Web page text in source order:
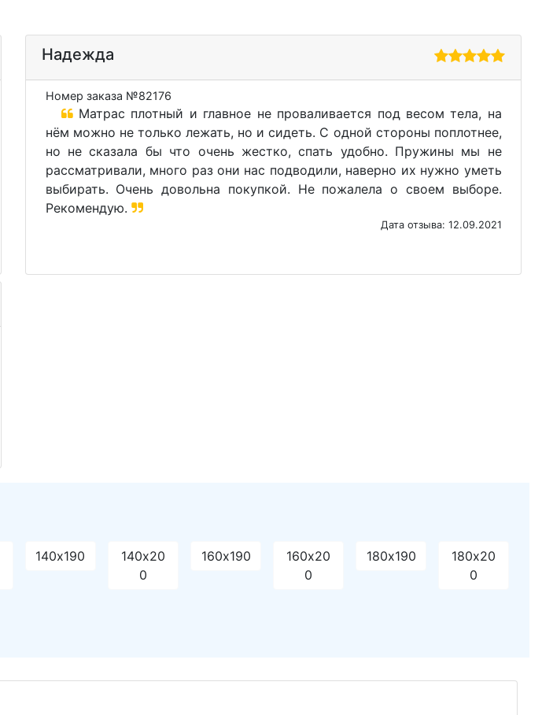
Надежда
Номер заказа №82176
Матрас плотный и главное не проваливается под весом тела, на
нём можно не только лежать, но и сидеть. С одной стороны поплотнее,
но не сказала бы что очень жестко, спать удобно. Пружины мы не
рассматривали, много раз они нас подводили, наверно их нужно уметь
выбирать. Очень довольна покупкой. Не пожалела о своем выборе.
Рекомендую.
Дата отзыва: 12.09.2021
140х190
140х20
0
160х190
160х20
0
180х190
180х20
0